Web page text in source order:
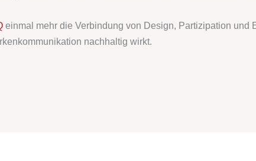
einmal mehr die Verbindung von Design, Partizipation und
nachhaltig wirkt.